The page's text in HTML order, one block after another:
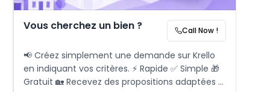
Vous cherchez un bien ? Call Now !
📢 Créez simplement une demande sur Krello
en indiquant vos critères. ⚡ Rapide ✅ Simple 🎁
Gratuit 🏡 Recevez des propositions adaptées à